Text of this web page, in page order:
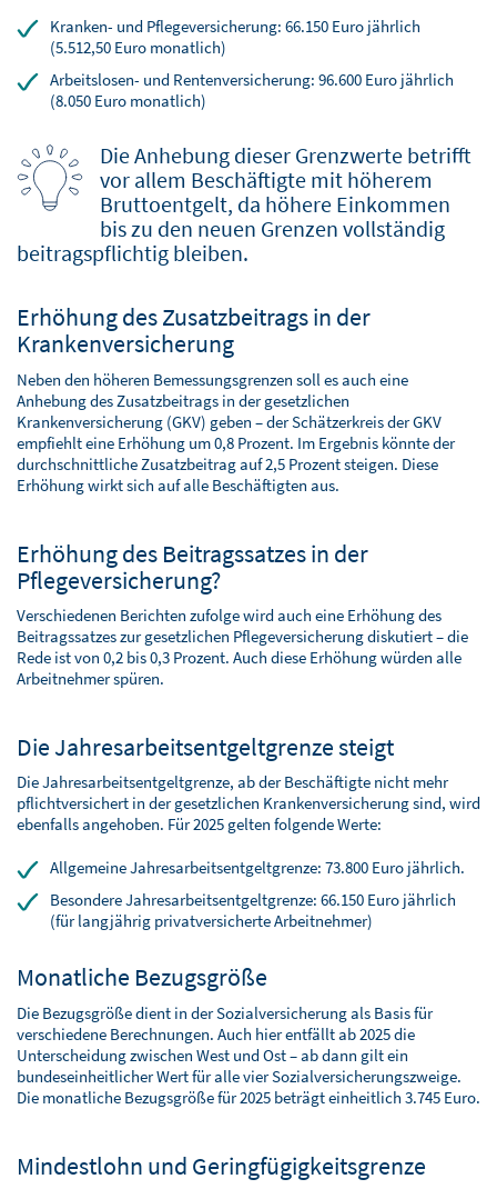
Kranken- und Pflegeversicherung: 66.150 Euro jährlich
(5.512,50 Euro monatlich)
Arbeitslosen- und Rentenversicherung: 96.600 Euro jährlich
(8.050 Euro monatlich)
Die Anhebung dieser Grenzwerte betrifft
vor allem Beschäftigte mit höherem
Bruttoentgelt, da höhere Einkommen
bis zu den neuen Grenzen vollständig
beitragspflichtig bleiben.
Erhöhung des Zusatzbeitrags in der
Krankenversicherung
Neben den höheren Bemessungsgrenzen soll es auch eine
Anhebung des Zusatzbeitrags in der gesetzlichen
Krankenversicherung (GKV) geben – der Schätzerkreis der GKV
empfiehlt eine Erhöhung um 0,8 Prozent. Im Ergebnis könnte der
durchschnittliche Zusatzbeitrag auf 2,5 Prozent steigen. Diese
Erhöhung wirkt sich auf alle Beschäftigten aus.
Erhöhung des Beitragssatzes in der
Pflegeversicherung?
Verschiedenen Berichten zufolge wird auch eine Erhöhung des
Beitragssatzes zur gesetzlichen Pflegeversicherung diskutiert – die
Rede ist von 0,2 bis 0,3 Prozent. Auch diese Erhöhung würden alle
Arbeitnehmer spüren.
Die Jahresarbeitsentgeltgrenze steigt
Die Jahresarbeitsentgeltgrenze, ab der Beschäftigte nicht mehr
pflichtversichert in der gesetzlichen Krankenversicherung sind, wird
ebenfalls angehoben. Für 2025 gelten folgende Werte:
Allgemeine Jahresarbeitsentgeltgrenze: 73.800 Euro jährlich.
Besondere Jahresarbeitsentgeltgrenze: 66.150 Euro jährlich
(für langjährig privatversicherte Arbeitnehmer)
Monatliche Bezugsgröße
Die Bezugsgröße dient in der Sozialversicherung als Basis für
verschiedene Berechnungen. Auch hier entfällt ab 2025 die
Unterscheidung zwischen West und Ost – ab dann gilt ein
bundeseinheitlicher Wert für alle vier Sozialversicherungszweige.
Die monatliche Bezugsgröße für 2025 beträgt einheitlich 3.745 Euro.
Mindestlohn und Geringfügigkeitsgrenze